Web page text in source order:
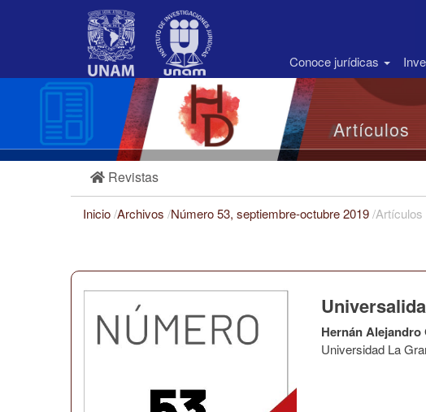
Barra
Conoce jurídicas
Artículos
Revistas
Inicio/Archivos /Número 53, septiembre-octubre 2019/Artículos
Hernán Alejandro
Universidad La